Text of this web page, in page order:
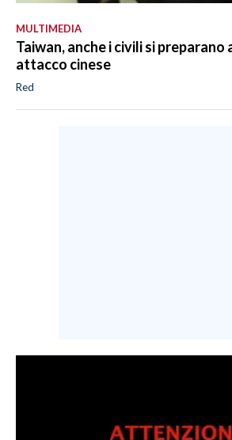
MULTIMEDIA
Taiwan, anche i civili si preparano
attacco cinese
Red